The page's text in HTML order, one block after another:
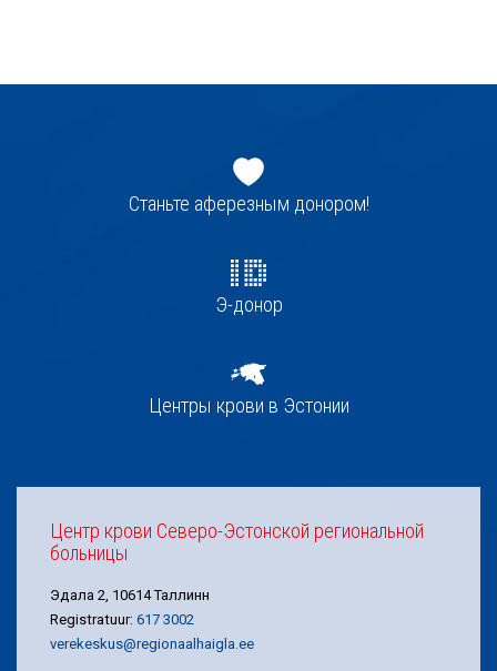
navigatsioonСтаньте аферезным донором!
Э-донор
Центры крови в Эстонии
Центр крови Северо-Эстонской региональной
больницы
Эдала 2, 10614 Таллинн
Registratuur: 617 3002
verekeskus@regionaalhaigla.ee